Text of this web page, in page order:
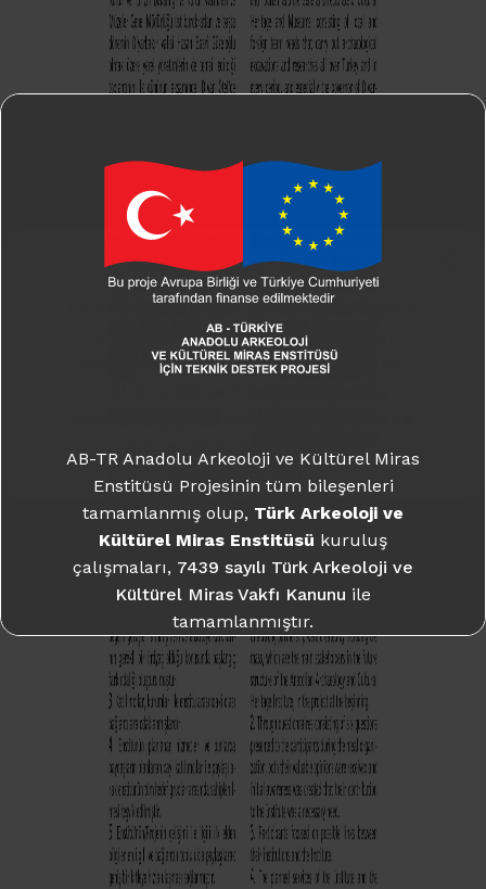
AB-TR Anadolu Arkeoloji ve Kültürel Miras
Enstitüsü Projesinin tüm bileşenleri
tamamlanmış olup,Türk Arkeoloji ve
tamamlanmıştır.
Daha fazla bilgi için:takme.org
AB-TR Anadolu Arkeoloji ve Kültürel Miras
Enstitüsü Projesinin tüm bileşenleri
tamamlanmış olup, Türk Arkeoloji ve
Kültürel Miras Enstitüsü kuruluş
çalışmaları, 7439 sayılı Türk Arkeoloji ve
Kültürel Miras Vakfı Kanunu ile
tamamlanmıştır.
Daha fazla bilgi için: takme.org